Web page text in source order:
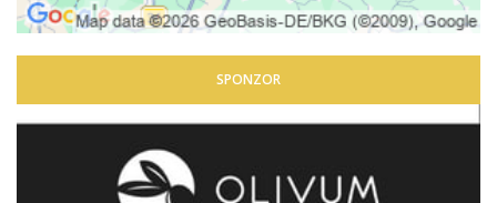
SPONZOR